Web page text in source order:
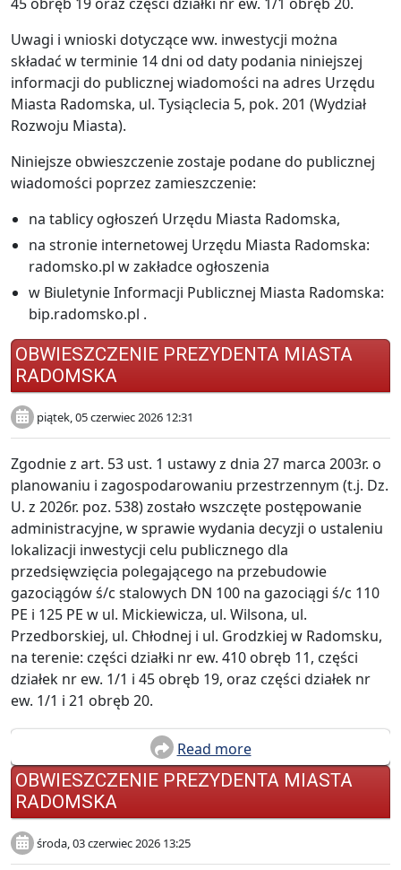
Uwagi i wnioski dotyczące ww. inwestycji można
składać w terminie 14 dni od daty podania niniejszej
informacji do publicznej wiadomości na adres Urzędu
Miasta Radomska, ul. Tysiąclecia 5, pok. 201 (Wydział
Rozwoju Miasta).
Niniejsze obwieszczenie zostaje podane do publicznej
wiadomości poprzez zamieszczenie:
na tablicy ogłoszeń Urzędu Miasta Radomska,
na stronie internetowej Urzędu Miasta Radomska:
radomsko.pl w zakładce ogłoszenia
w Biuletynie Informacji Publicznej Miasta Radomska:
bip.radomsko.pl .
OBWIESZCZENIE PREZYDENTA MIASTA
RADOMSKA
piątek, 05 czerwiec 2026 12:31
Zgodnie z art. 53 ust. 1 ustawy z dnia 27 marca 2003r. o
planowaniu i zagospodarowaniu przestrzennym (t.j. Dz.
U. z 2026r. poz. 538) zostało wszczęte postępowanie
administracyjne, w sprawie wydania decyzji o ustaleniu
lokalizacji inwestycji celu publicznego dla
przedsięwzięcia polegającego na przebudowie
gazociągów ś/c stalowych DN 100 na gazociągi ś/c 110
PE i 125 PE w ul. Mickiewicza, ul. Wilsona, ul.
Przedborskiej, ul. Chłodnej i ul. Grodzkiej w Radomsku,
na terenie: części działki nr ew. 410 obręb 11, części
działek nr ew. 1/1 i 45 obręb 19, oraz części działek nr
ew. 1/1 i 21 obręb 20.
Read more
OBWIESZCZENIE PREZYDENTA MIASTA
RADOMSKA
środa, 03 czerwiec 2026 13:25